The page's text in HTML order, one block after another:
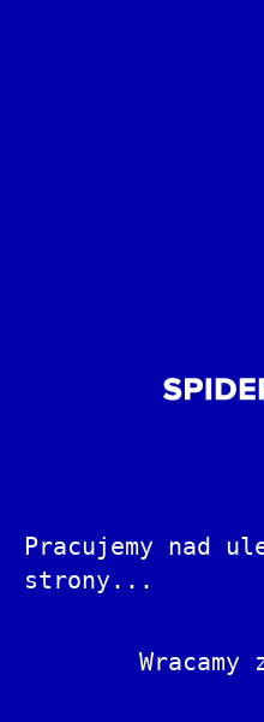
Pracujemy nad
strony...